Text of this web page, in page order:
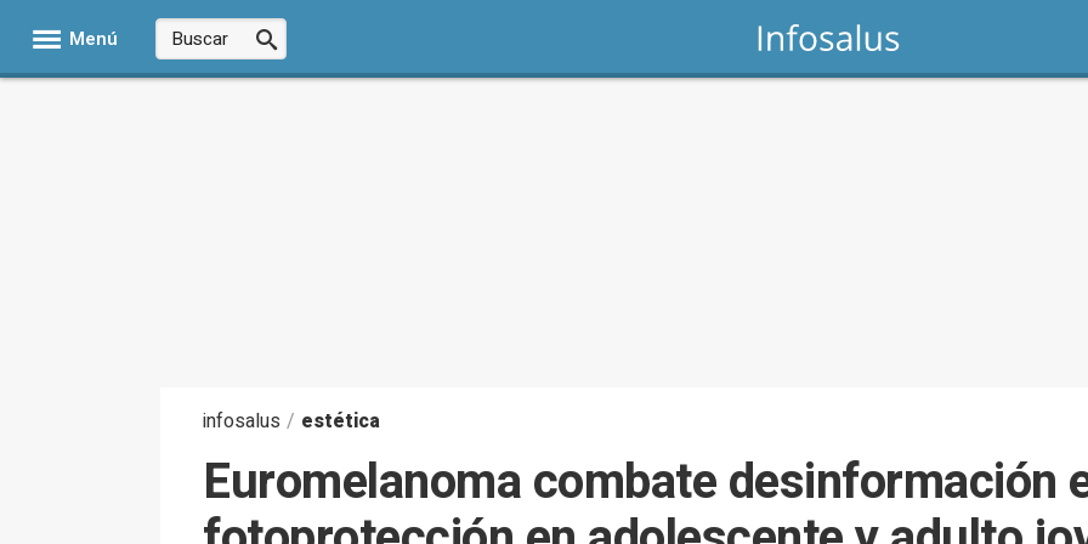
Menú
infosalus / estética
Euromelanoma combate desinformación